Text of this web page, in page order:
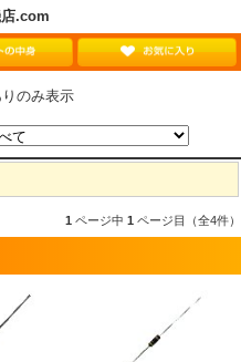
.com
のみ表示
1 ページ中 1 ページ目（全4件）